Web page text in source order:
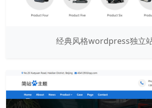
经典风格wordpress独立